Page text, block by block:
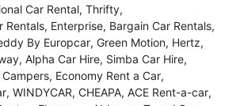
Car Rental Thrifty
Rentals Enterprise Bargain Car Rentals
By Europcar Green Motion Hertz
Alpha Car Hire Simba Car Hire
Economy Rent a Car
WINDYCAR CHEAPA ACE Rent-a-car